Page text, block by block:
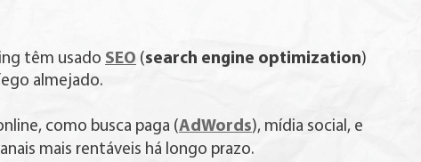
têm usado SEO (search engine optimization)
almejado.
como busca paga (AdWords), mídia social, e
mais rentáveis há longo prazo.